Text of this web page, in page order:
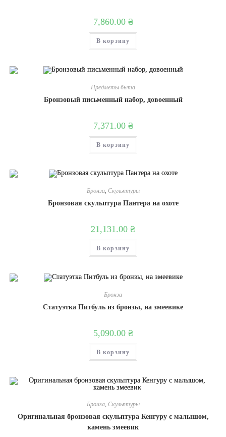
7,860.00 ₴
В корзину
Предметы быта
Бронзовый письменный набор, довоенный
7,371.00 ₴
В корзину
Бронза, Скульптуры
Бронзовая скульптура Пантера на охоте
21,131.00 ₴
В корзину
Бронза
Статуэтка Питбуль из бронзы, на змеевике
5,090.00 ₴
В корзину
Бронза, Скульптуры
Оригинальная бронзовая скульптура Кенгуру с малышом,
камень змеевик